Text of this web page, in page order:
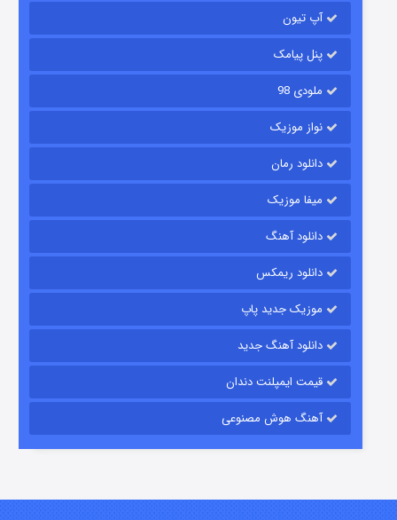
قسمت
قسمت۲ (دوبله) منتشر شد
آپ تیون
پنل پیامک
ملودی 98
نواز موزیک
دانلود رمان
میفا موزیک
دانلود آهنگ
دانلود ریمکس
موزیک جدید پاپ
دانلود آهنگ جدید
قیمت ایمپلنت دندان
آهنگ هوش مصنوعی